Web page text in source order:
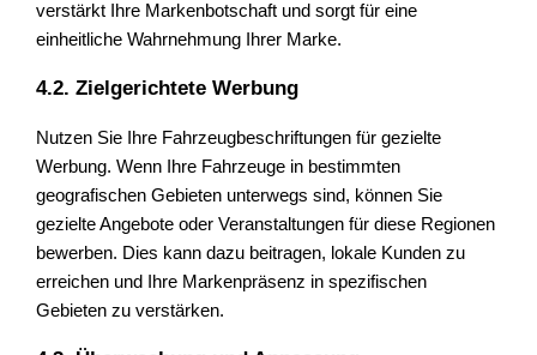
verstärkt Ihre Markenbotschaft und sorgt für eine
einheitliche Wahrnehmung Ihrer Marke.
4.2. Zielgerichtete Werbung
Nutzen Sie Ihre Fahrzeugbeschriftungen für gezielte
Werbung. Wenn Ihre Fahrzeuge in bestimmten
geografischen Gebieten unterwegs sind, können Sie
gezielte Angebote oder Veranstaltungen für diese Regionen
bewerben. Dies kann dazu beitragen, lokale Kunden zu
erreichen und Ihre Markenpräsenz in spezifischen
Gebieten zu verstärken.